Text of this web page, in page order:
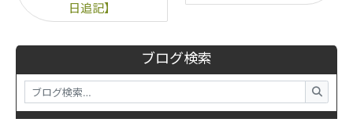
ブログ検索
日追記】